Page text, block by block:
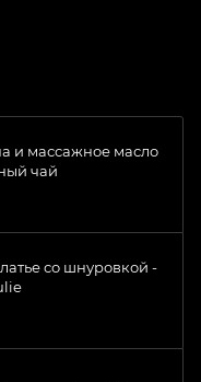
и массажное масло
чай
со шнуровкой -